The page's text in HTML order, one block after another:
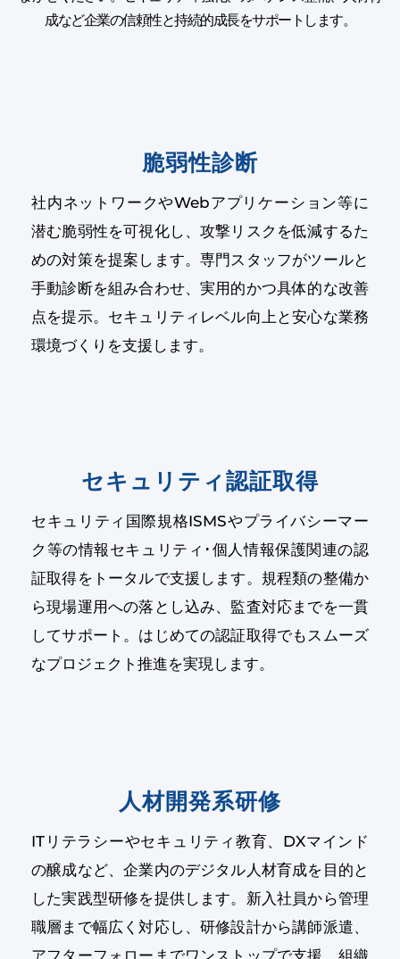
成など企業の信頼性と持続的成長をサポートします。
脆弱性診断
社内ネットワークやWebアプリケーション等に
潜む脆弱性を可視化し、攻撃リスクを低減するた
めの対策を提案します。専門スタッフがツールと
手動診断を組み合わせ、実用的かつ具体的な改善
点を提示。セキュリティレベル向上と安心な業務
環境づくりを支援します。
セキュリティ認証取得
セキュリティ国際規格ISMSやプライバシーマー
ク等の情報セキュリティ･個人情報保護関連の認
証取得をトータルで支援します。規程類の整備か
ら現場運用への落とし込み、監査対応までを一貫
してサポート。はじめての認証取得でもスムーズ
なプロジェクト推進を実現します。
人材開発系研修
ITリテラシーやセキュリティ教育、DXマインド
の醸成など、企業内のデジタル人材育成を目的と
した実践型研修を提供します。新入社員から管理
職層まで幅広く対応し、研修設計から講師派遣、
アフターフォローまでワンストップで支援。組織